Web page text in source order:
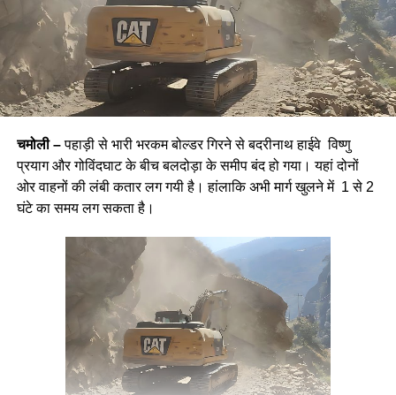
चमोली –पहाड़ी से भारी भरकम बोल्डर गिरने से बदरीनाथ हाईवे विष्णु
प्रयाग और गोविंदघाट के बीच बलदोड़ा के समीप बंद हो गया। यहां दोनों
ओर वाहनों की लंबी कतार लग गयी है। हांलाकि अभी मार्ग खुलने में 1 से 2
घंटे का समय लग सकता है।